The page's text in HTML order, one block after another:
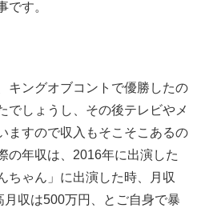
です。
キングオブコントで優勝したの
でしょうし、その後テレビやメ
ますので収入もそこそこあるの
の年収は、2016年に出演した
ちゃん」に出演した時、月収
収は500万円、とご自身で暴